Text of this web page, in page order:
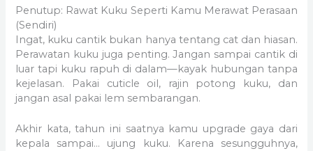
Penutup: Rawat Kuku Seperti Kamu Merawat Perasaan
(Sendiri)
Ingat, kuku cantik bukan hanya tentang cat dan hiasan.
Perawatan kuku juga penting. Jangan sampai cantik di
luar tapi kuku rapuh di dalam—kayak hubungan tanpa
kejelasan. Pakai cuticle oil, rajin potong kuku, dan
jangan asal pakai lem sembarangan.
Akhir kata, tahun ini saatnya kamu upgrade gaya dari
kepala sampai… ujung kuku. Karena sesungguhnya,